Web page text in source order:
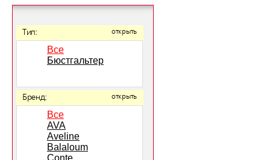
Тип: открыть
Все
Бюстгальтер
Бренд: открыть
Все
AVA
Aveline
Balaloum
Conte